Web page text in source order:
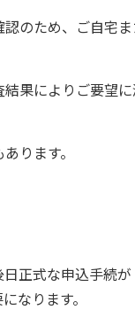
のため、ご自宅
果によりご要望
ります。
正式な申込手続
なります。